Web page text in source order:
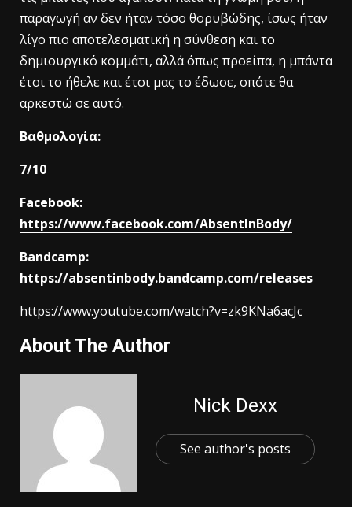
παραγωγή αν δεν ήταν τόσο θορυβώδης, ίσως ήταν
λίγο πιο αποτελεσματική η σύνθεση και το
δημιουργικό κομμάτι, αλλά όπως προείπα, η μπάντα
έτσι το ήθελε και έτσι μας το έδωσε, οπότε θα
αρκεστώ σε αυτό.
Βαθμολογία:
7/10
Facebook:
https://www.facebook.com/AbsentInBody/
Bandcamp:
https://absentinbody.bandcamp.com/releases
https://www.youtube.com/watch?v=zk9KNa6acJc
About The Author
Nick Dexx
See author's posts